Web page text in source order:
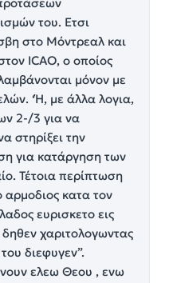
του. Ετσι
στο Μόντρεαλ και
ICAO, ο οποίος
μόνον με
‘Ή, με άλλα λογια,
2-/3 για να
στηρίξει την
για κατάργηση των
Τέτοια περίπτωση
κατα τον
ευρισκετο εις
χαριτολογωντας
διεφυγεν”.
ελεω Θεου , ενω